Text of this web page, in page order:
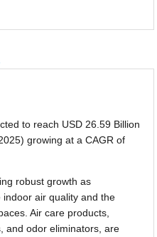
to reach USD 26.59 Billion
growing at a CAGR of
robust growth as
air quality and the
Air care products,
and odor eliminators, are